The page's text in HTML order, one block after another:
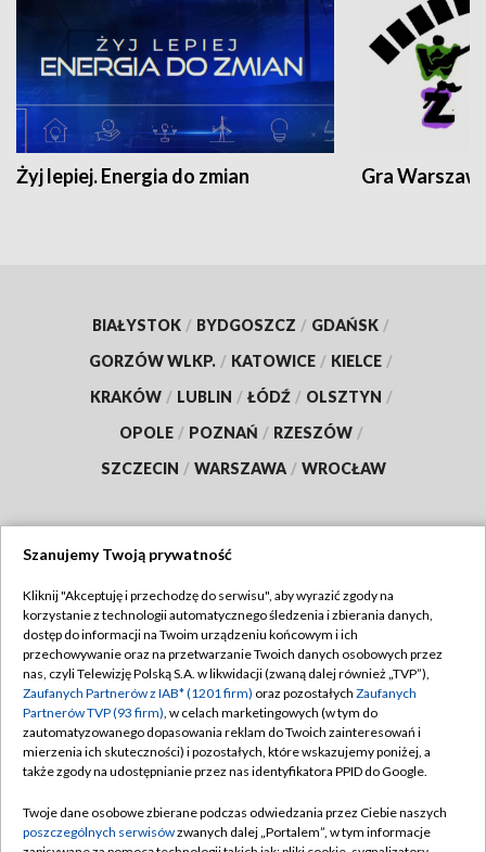
Żyj lepiej. Energia do zmian Gra
BIAŁYSTOK / BYDGOSZCZ / GDAŃSK /
GORZÓW WLKP. / KATOWICE / KIELCE /
KRAKÓW / LUBLIN / ŁÓDŹ / OLSZTYN /
OPOLE / POZNAŃ / RZESZÓW /
SZCZECIN / WARSZAWA / WROCŁAW
TVP
Abonament TVP
Emisja w TVP
Centrum informacji TVP
Naziemna Telewizja Cyfrowa
Rada Programowa
Regulamin TVP
Polityka prywatności
Moje zgody
Pomoc
Kontakt
Szanujemy Twoją prywatność
Kliknij "Akceptuję i przechodzę do serwisu", aby wyrazić zgody na
korzystanie z technologii automatycznego śledzenia i zbierania danych,
dostęp do informacji na Twoim urządzeniu końcowym i ich
przechowywanie oraz na przetwarzanie Twoich danych osobowych przez
nas, czyli Telewizję Polską S.A. w likwidacji (zwaną dalej również „TVP”),
Zaufanych Partnerów z IAB* (1201 firm) oraz pozostałych Zaufanych
Partnerów TVP (93 firm), w celach marketingowych (w tym do
zautomatyzowanego dopasowania reklam do Twoich zainteresowań i
mierzenia ich skuteczności) i pozostałych, które wskazujemy poniżej, a
także zgody na udostępnianie przez nas identyfikatora PPID do Google.
Twoje dane osobowe zbierane podczas odwiedzania przez Ciebie naszych
poszczególnych serwisówzwanych dalej „Portalem”, w tym informacje